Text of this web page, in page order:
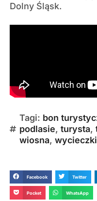
Dolny Śląsk.
Tagi: bon
podlasie, turysta,
wiosna,
Facebook Twitter
Pocket WhatsApp